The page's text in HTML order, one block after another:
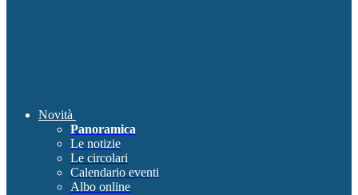
Novità
Panoramica
Le notizie
Le circolari
Calendario eventi
Albo online